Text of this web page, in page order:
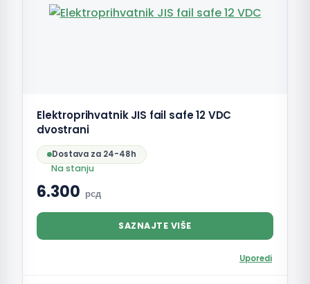
Elektroprihvatnik JIS fail safe 12 VDC
dvostrani
Dostava za 24-48h
Na stanju
6.300 рсд
SAZNAJTE VIŠE
Uporedi